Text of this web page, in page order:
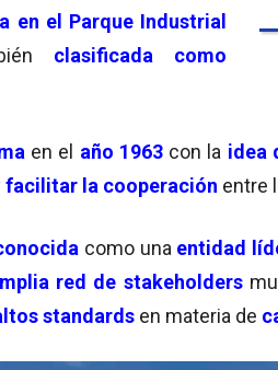
en el Parque Industrial
clasificada como
en el año 1963con la idea
facilitar la cooperación entre
como una entidad
red de stakeholders
standards en materia de